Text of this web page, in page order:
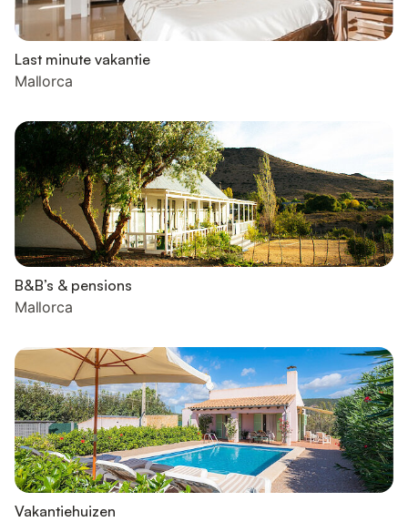
Last minute vakantie
Mallorca
B&B’s & pensions
Mallorca
Vakantiehuizen